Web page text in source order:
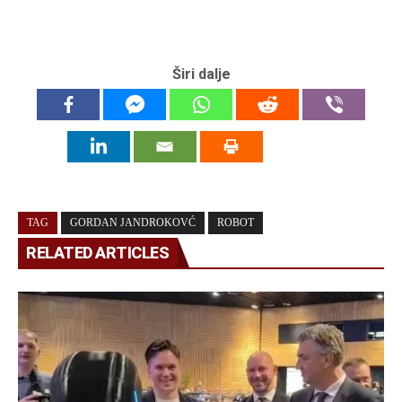
Širi dalje
TAG GORDAN JANDROKOVĆ ROBOT
RELATED ARTICLES